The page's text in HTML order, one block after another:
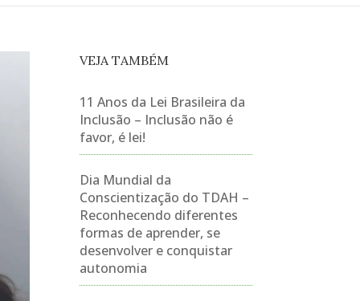
VEJA TAMBÉM
11 Anos da Lei Brasileira da
Inclusão – Inclusão não é
favor, é lei!
Dia Mundial da
Conscientização do TDAH –
Reconhecendo diferentes
formas de aprender, se
desenvolver e conquistar
autonomia